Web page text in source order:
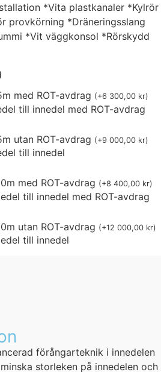
*Vita plastkanaler *Kylrör
provkörning *Dräneringsslang
*Vit väggkonsol *Rörskydd
med ROT-avdrag (+6 300,00 kr)
till innedel med ROT-avdrag
utan ROT-avdrag (+9 000,00 kr)
till innedel
med ROT-avdrag (+8 400,00 kr)
till innedel med ROT-avdrag
utan ROT-avdrag (+12 000,00 kr)
till innedel
förångarteknik i innedelen
storleken på innedelen och